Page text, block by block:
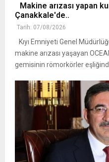
Makine arızası yapan
Çanakkale'de..
Tarih: 07/08/2026
Kıyı Emniyeti Genel
makine arızası yaşayan
gemisinin römorkörler